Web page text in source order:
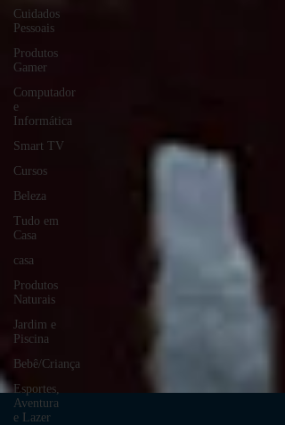
Cuidados
Pessoais
Produtos
Gamer
Computador
e
Informática
Smart TV
Cursos
Beleza
Tudo em
Casa
casa
Produtos
Naturais
Jardim e
Piscina
Bebê/Criança
Esportes,
Aventura
e Lazer